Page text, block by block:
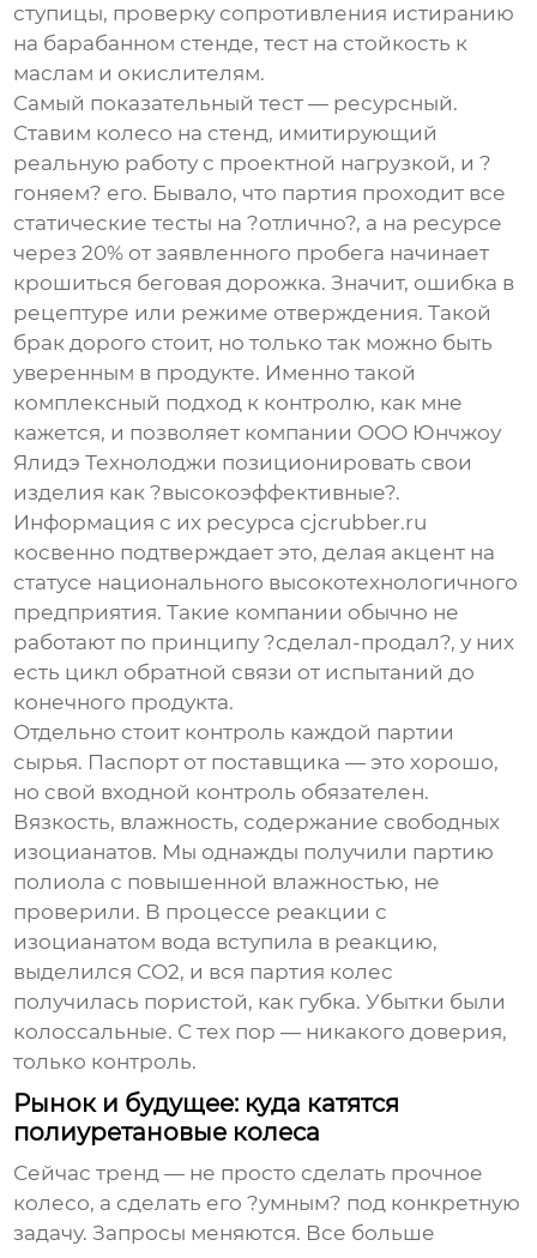
ступицы, проверку сопротивления истиранию
на барабанном стенде, тест на стойкость к
маслам и окислителям.
Самый показательный тест — ресурсный.
Ставим колесо на стенд, имитирующий
реальную работу с проектной нагрузкой, и ?
гоняем? его. Бывало, что партия проходит все
статические тесты на ?отлично?, а на ресурсе
через 20% от заявленного пробега начинает
крошиться беговая дорожка. Значит, ошибка в
рецептуре или режиме отверждения. Такой
брак дорого стоит, но только так можно быть
уверенным в продукте. Именно такой
комплексный подход к контролю, как мне
кажется, и позволяет компании ООО Юнчжоу
Ялидэ Технолоджи позиционировать свои
изделия как ?высокоэффективные?.
Информация с их ресурсаcjcrubber.ru
косвенно подтверждает это, делая акцент на
статусе национального высокотехнологичного
предприятия. Такие компании обычно не
работают по принципу ?сделал-продал?, у них
есть цикл обратной связи от испытаний до
конечного продукта.
Отдельно стоит контроль каждой партии
сырья. Паспорт от поставщика — это хорошо,
но свой входной контроль обязателен.
Вязкость, влажность, содержание свободных
изоцианатов. Мы однажды получили партию
полиола с повышенной влажностью, не
проверили. В процессе реакции с
изоцианатом вода вступила в реакцию,
выделился CO2, и вся партия колес
получилась пористой, как губка. Убытки были
колоссальные. С тех пор — никакого доверия,
только контроль.
Рынок и будущее: куда катятся
полиуретановые колеса
Сейчас тренд — не просто сделать прочное
колесо, а сделать его ?умным? под конкретную
задачу. Запросы меняются. Все больше